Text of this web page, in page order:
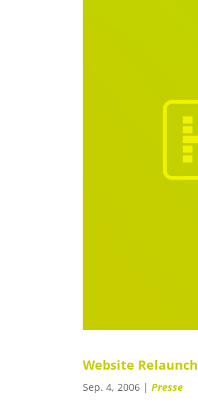
Website Relaunch
Sep. 4, 2006 | Presse